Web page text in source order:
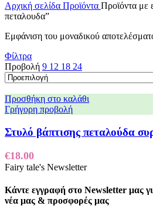
Αρχική σελίδα Προϊόντα Προϊόντα με
πεταλουδα”
Εμφάνιση του μοναδικού
Φίλτρα
Προβολή 9 12 18 24
Προσθήκη στο καλάθι
Γρήγορη προβολή
Στυλό βάπτισης πεταλούδα
€18.00
Fairy tale's Newsletter
Κάντε εγγραφή στο Newsletter μας
νέα μας & προσφορές μας